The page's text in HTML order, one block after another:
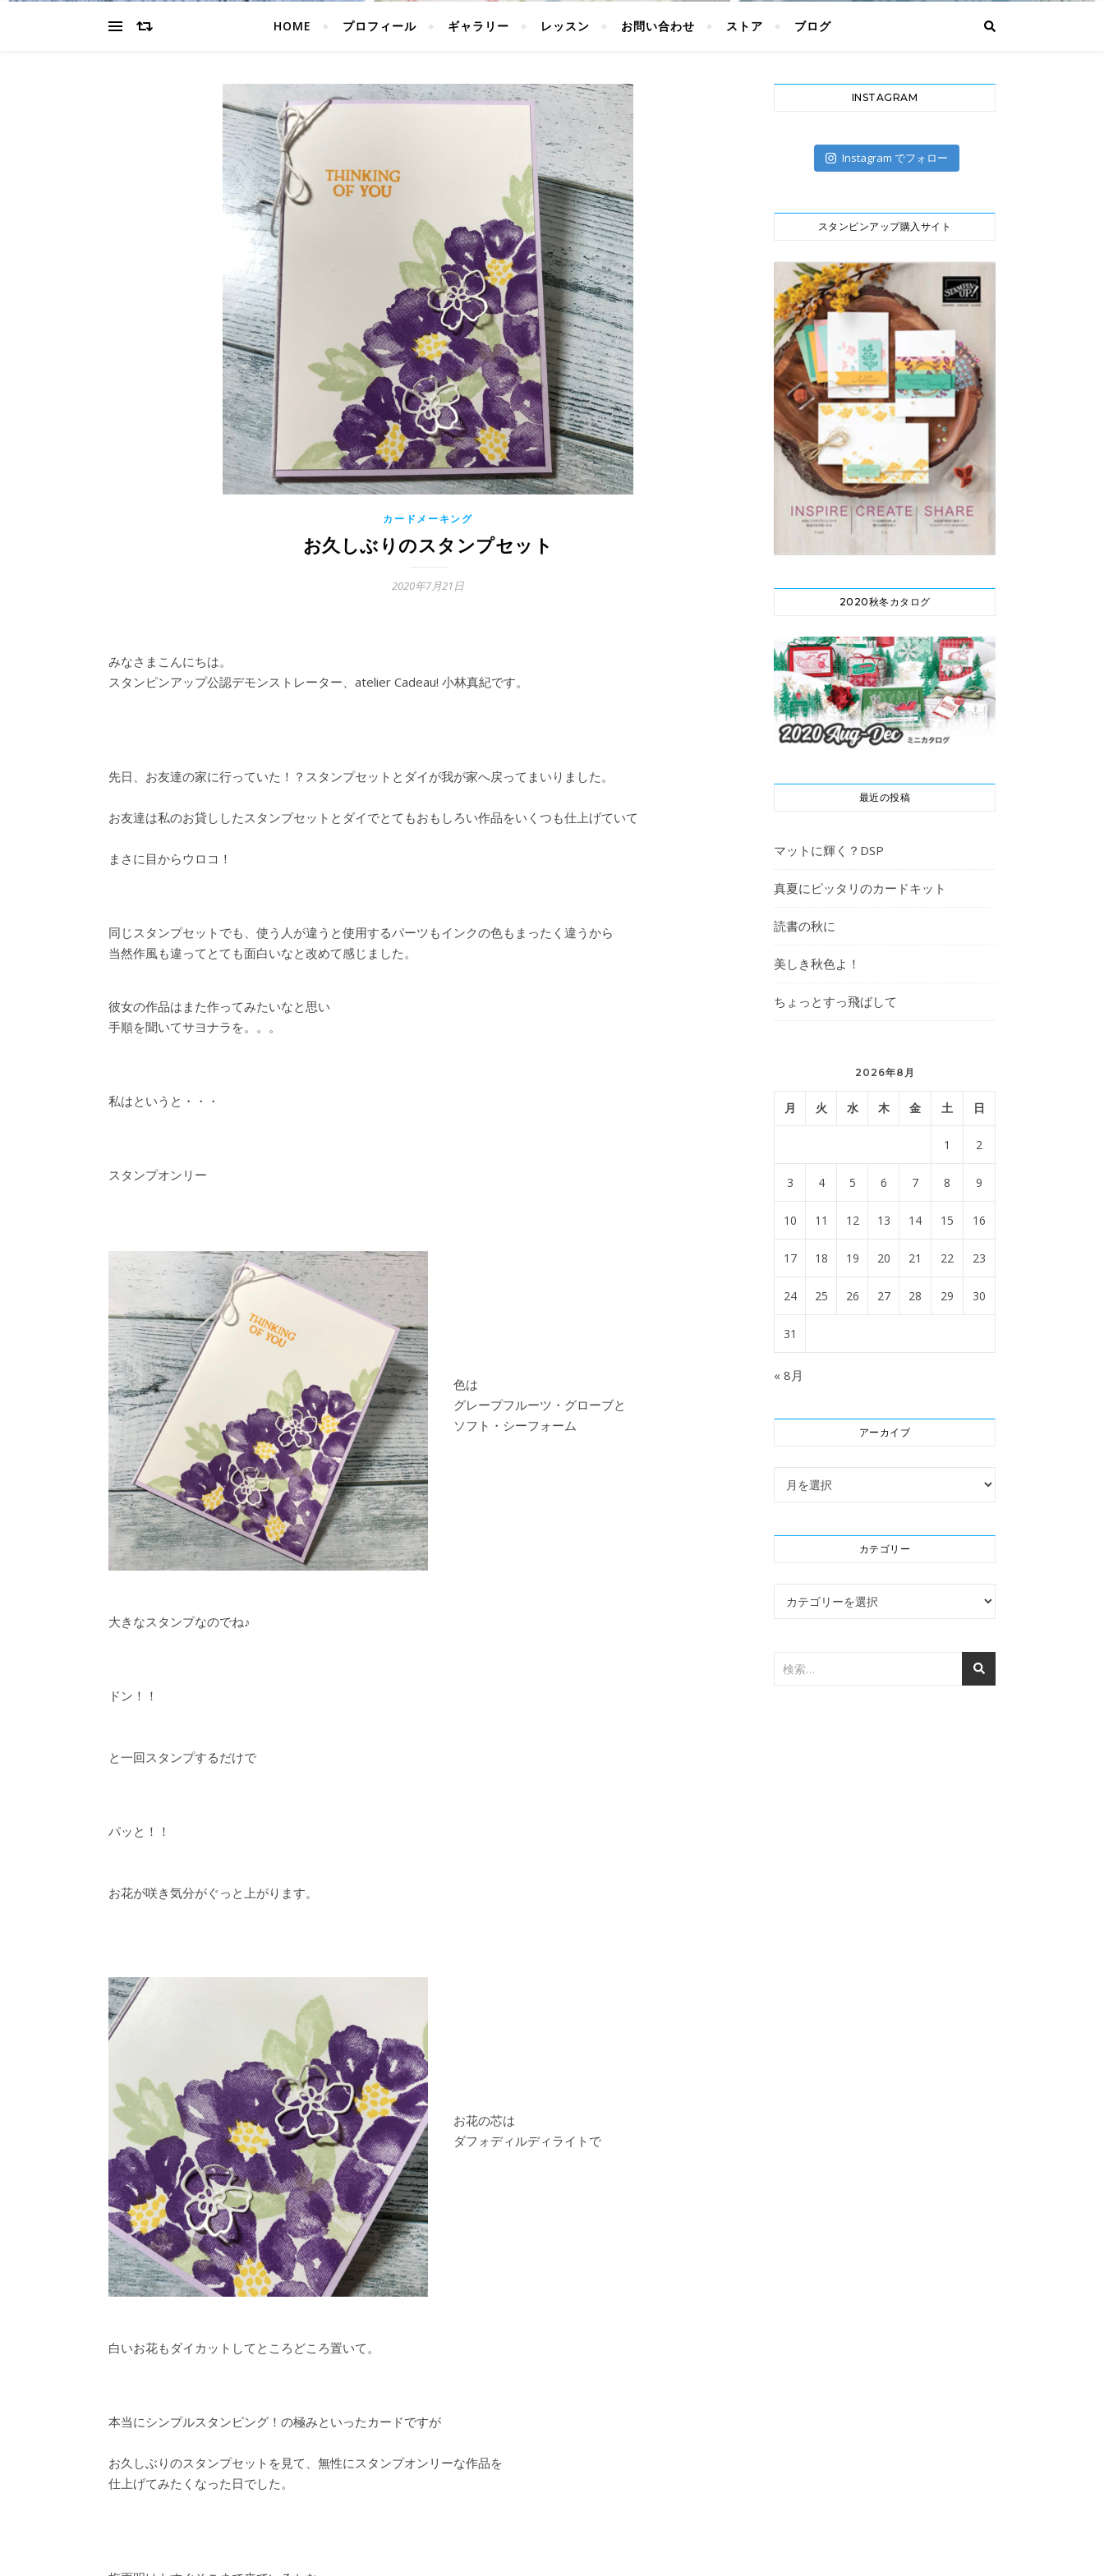
HOME プロフィール ギャラリー レッスン お問い合わせ ストア ブログ
カードメーキング
お久しぶりのスタンプセット
2020年7月21日
みなさまこんにちは。
スタンピンアップ公認デモンストレーター、atelier Cadeau! 小林真紀です。
先日、お友達の家に行っていた！？スタンプセットとダイが我が家へ戻ってまいりました。
お友達は私のお貸ししたスタンプセットとダイでとてもおもしろい作品をいくつも仕上げていて
まさに目からウロコ！
同じスタンプセットでも、使う人が違うと使用するパーツもインクの色もまったく違うから
当然作風も違ってとても面白いなと改めて感じました。
彼女の作品はまた作ってみたいなと思い
手順を聞いてサヨナラを。。。
私はというと・・・
スタンプオンリー
色は
グレープフルーツ・グローブと
ソフト・シーフォーム
大きなスタンプなのでね♪
ドン！！
と一回スタンプするだけで
パッと！！
お花が咲き気分がぐっと上がります。
お花の芯は
ダフォディルディライトで
白いお花もダイカットしてところどころ置いて。
本当にシンプルスタンピング！の極みといったカードですが
お久しぶりのスタンプセットを見て、無性にスタンプオンリーな作品を
仕上げてみたくなった日でした。
INSTAGRAM
Instagram でフォロー
スタンピンアップ購入サイト
2020秋冬カタログ
最近の投稿
マットに輝く？DSP
真夏にピッタリのカードキット
読書の秋に
美しき秋色よ！
ちょっとすっ飛ばして
2026年8月
月 火 水 木 金 土 日
1 2
3 4 5 6 7 8 9
10 11 12 13 14 15 16
17 18 19 20 21 22 23
24 25 26 27 28 29 30
31
« 8月
アーカイブ
アーカイブ
カテゴリー